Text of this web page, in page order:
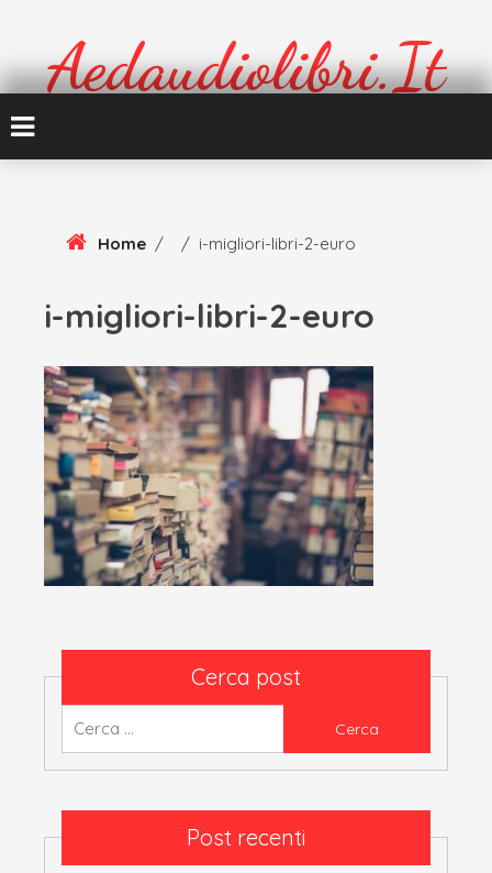
Aedaudiolibri.it
Home / / i-migliori-libri-2-euro
i-migliori-libri-2-euro
Cerca post
Post recenti